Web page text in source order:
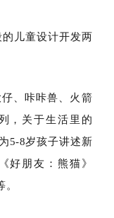
儿童设计开发两
、咔咔兽、火箭
，关于生活里的
5-8岁孩子讲述新
好朋友：熊猫》